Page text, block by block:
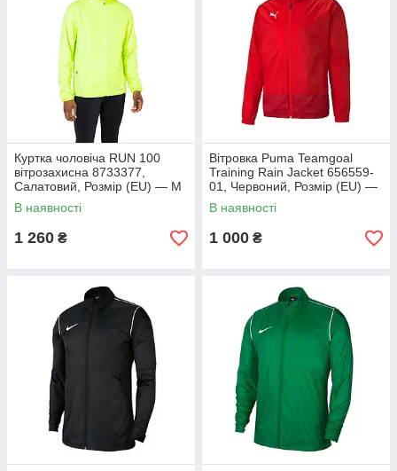
Куртка чоловіча RUN 100
вітрозахисна 8733377,
Салатовий, Розмір (EU) — M
В наявності
1 260 ₴
Вітровка Puma Teamgoal
Training Rain Jacket 656559-
01, Червоний, Розмір (EU) —
S
В наявності
1 000 ₴